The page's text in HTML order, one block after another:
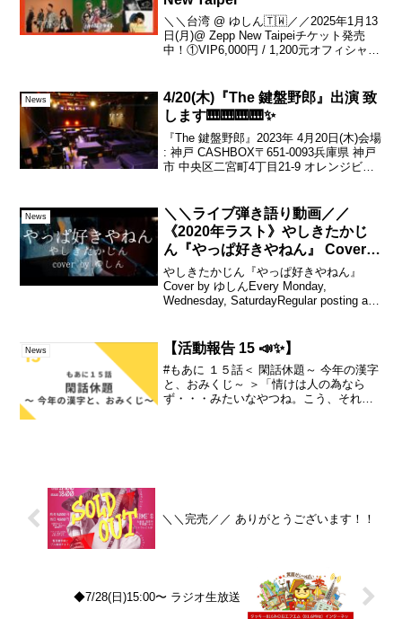
＼＼台湾 @ ゆしん🇹🇼／／2025年1月13
日(月)@ Zepp New Taipeiチケット発売
中！①VIP6,000円 / 1,200元オフィシャル
News
4/20(木)『The 鍵盤野郎』出演 致
します🎹🎹🎹🎹✨
『The 鍵盤野郎』2023年 4月20日(木)会場
: 神戸 CASHBOX〒651-0093兵庫県 神戸
市 中央区二宮町4丁目21-9 オレンジビル
News
＼＼ライブ弾き語り動画／／
《2020年ラスト》やしきたかじ
ん『やっぱ好きやねん』 Cover
by ゆしん
やしきたかじん『やっぱ好きやねん』
Cover by ゆしんEvery Monday,
Wednesday, SaturdayRegular posting at 8
News 【活動報告 15 📣✨】
#もあに １５話＜ 閑話休題～ 今年の漢字
と、おみくじ～ ＞「情けは人の為なら
ず・・・みたいなやつね。こう、それは
＼＼完売／／ ありがとうございます！！
◆7/28(日)15:00〜 ラジオ生放送